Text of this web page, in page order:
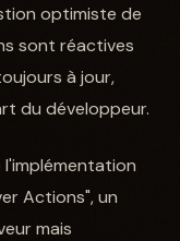
optimiste de
sont réactives
à jour,
du développeur.
Actions", un
mais